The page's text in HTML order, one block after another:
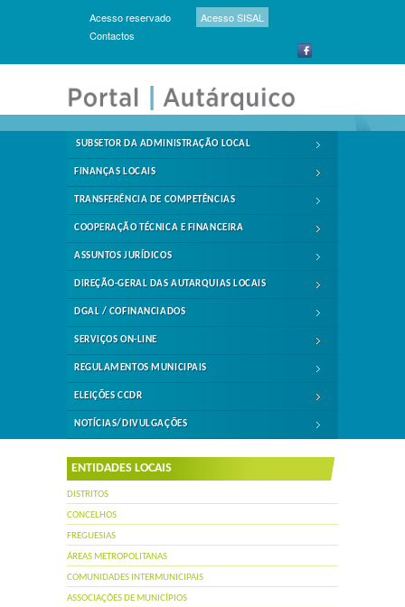
Acesso reservado
Acesso SISAL
Contactos
SUBSETOR DA ADMINISTRAÇÃO LOCAL
FINANÇAS LOCAIS
TRANSFERÊNCIA DE COMPETÊNCIAS
COOPERAÇÃO TÉCNICA E FINANCEIRA
ASSUNTOS JURÍDICOS
DIREÇÃO-GERAL DAS AUTARQUIAS LOCAIS
DGAL / COFINANCIADOS
SERVIÇOS ON-LINE
REGULAMENTOS MUNICIPAIS
ELEIÇÕES CCDR
NOTÍCIAS/DIVULGAÇÕES
ENTIDADES LOCAIS
DISTRITOS
CONCELHOS
FREGUESIAS
ÁREAS METROPOLITANAS
COMUNIDADES INTERMUNICIPAIS
ASSOCIAÇÕES DE MUNICÍPIOS